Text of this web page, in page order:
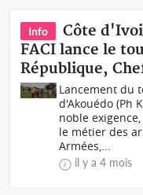
Info
Côte
FACI lance le
République,
Lancement du
d'Akouédo (Ph
noble
le métier des
Armées,...
il y a 4 mois